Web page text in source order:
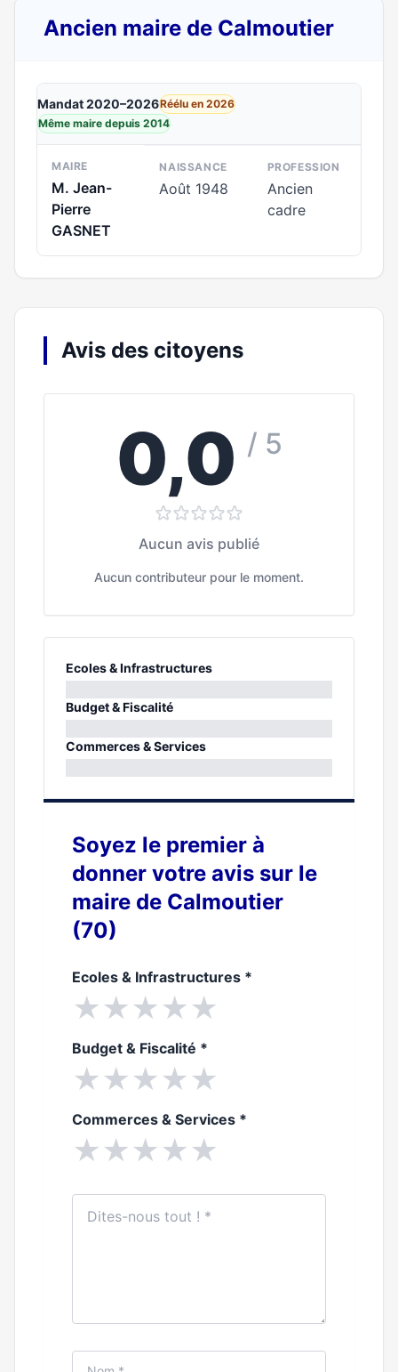
Ancien maire de Calmoutier
Mandat 2020–2026Réélu en 2026
Même maire depuis 2014
MAIRE
M. Jean-
Pierre
GASNET
NAISSANCE
Août 1948
PROFESSION
Ancien
cadre
Avis des citoyens
0,0 / 5
Aucun avis publié
Aucun contributeur pour le moment.
Ecoles & Infrastructures
0%
Budget & Fiscalité
0%
Commerces & Services
Soyez le premier à
donner votre avis sur le
maire de Calmoutier
(70)
Ecoles & Infrastructures *
★★★★★
Budget & Fiscalité *
★★★★★
Commerces & Services *
★★★★★